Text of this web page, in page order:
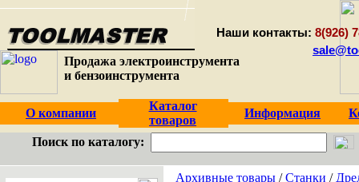
Продажа электроинструмента
и бензоинструмента
Наши контакты: 8(926)
О компании
Каталог
товаров
Информация
Поиск по каталогу:
Архивные товары /Станки /